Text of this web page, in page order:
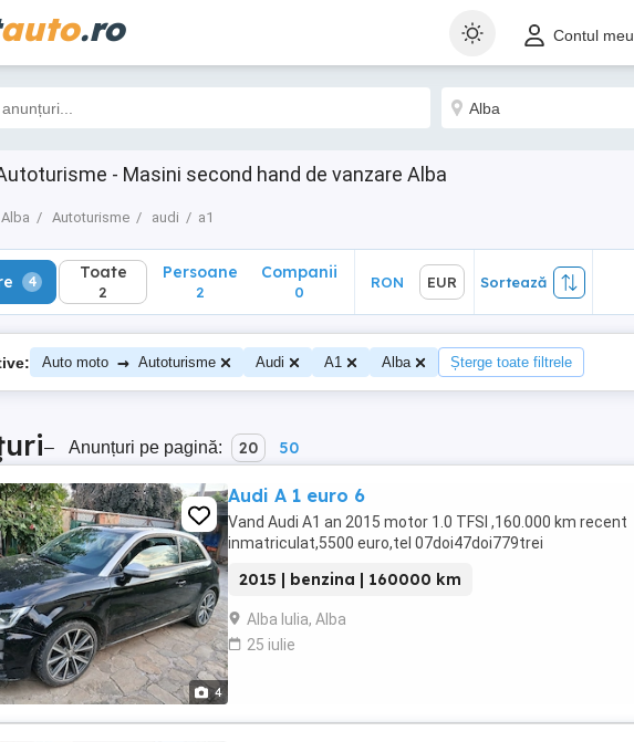
auto.ro Contul meu
- Masini second hand de vanzare Alba
Alba Autoturisme audi a1
4 Toate
2
Sortează
4 Toate
2
Persoane
2
Companii
0
RON EUR Sortează
Auto moto → Autoturisme Audi A1 Alba Șterge toate filtrele
– Anunțuri pe pagină: 20 50
4
Audi A 1 euro 6
Vand Audi A1 an 2015 motor 1.0 TFSI ,160.000 km recent
inmatriculat,5500 euro,tel 07doi47doi779trei
2015 | benzina | 160000 km
Alba Iulia, Alba
25 iulie